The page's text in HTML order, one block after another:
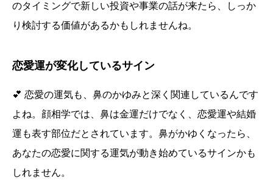
のタイミングで新しい投資や事業の話が来たら、しっか
り検討する価値があるかもしれませんね。
恋愛運が変化しているサイン
💕 恋愛の運気も、鼻のかゆみと深く関連しているんです
よね。顔相学では、鼻は金運だけでなく、恋愛運や結婚
運も表す部位だとされています。鼻がかゆくなったら、
あなたの恋愛に関する運気が動き始めているサインかも
しれません。